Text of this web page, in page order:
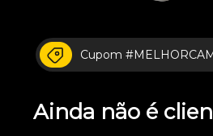
Cupom
Ainda não é